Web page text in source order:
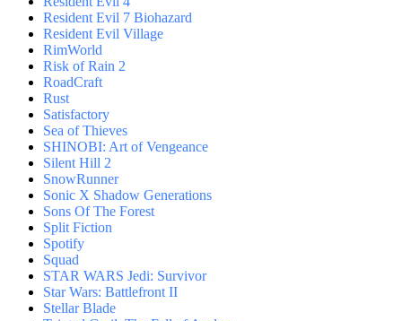
Resident Evil 7 Biohazard
Resident Evil Village
RimWorld
Risk of Rain 2
RoadCraft
Rust
Satisfactory
Sea of Thieves
SHINOBI: Art of Vengeance
Silent Hill 2
SnowRunner
Sonic X Shadow Generations
Sons Of The Forest
Split Fiction
Spotify
Squad
STAR WARS Jedi: Survivor
Star Wars: Battlefront II
Stellar Blade